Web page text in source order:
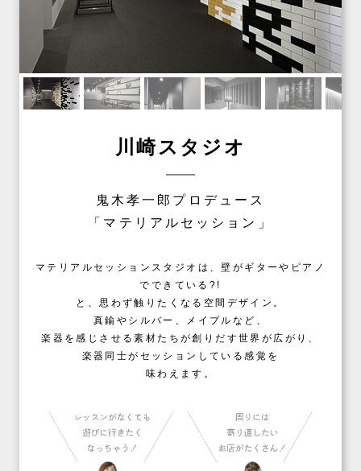
川崎スタジオ
鬼木孝一郎プロデュース
「マテリアルセッション」
マテリアルセッションスタジオは、壁がギターやピアノ
でできている?!
と、思わず触りたくなる空間デザイン。
真鍮やシルバー、メイプルなど、
楽器を感じさせる素材たちが創りだす世界が広がり、
楽器同士がセッションしている感覚を
味わえます。